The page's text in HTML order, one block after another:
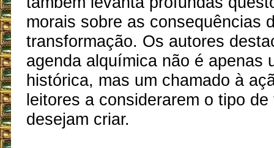
morais sobre as consequências
transformação. Os autores
agenda alquímica não é apenas
histórica, mas um chamado à
leitores a considerarem o tipo de
desejam criar.